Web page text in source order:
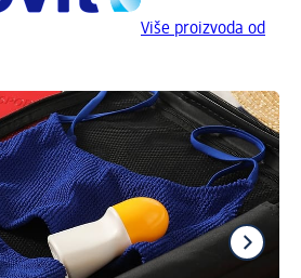
Više proizvoda od